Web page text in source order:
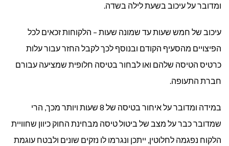
ומדובר על עיכוב בשעת לילה בשדה.
עיכוב של חמש שעות עד שמונה שעות – הלקוחות זכאים לכל
הפיצויים מהסעיף הקודם ובנוסף לכך לקבל החזר עבור עלות
כרטיס הטיסה שלהם ואו לבחור בטיסה חלופית שמציעה עבורם
חברת התעופה.
במידה ומדובר על איחור בטיסה של 8 שעות ויותר מכך, הרי
שמדובר כבר על מצב של ביטול טיסה מבחינת החוק כיוון שחוויית
הלקוח נפגמה לחלוטין, ייתכן ונגרמו לו נזקים שונים ולבטח עוגמת